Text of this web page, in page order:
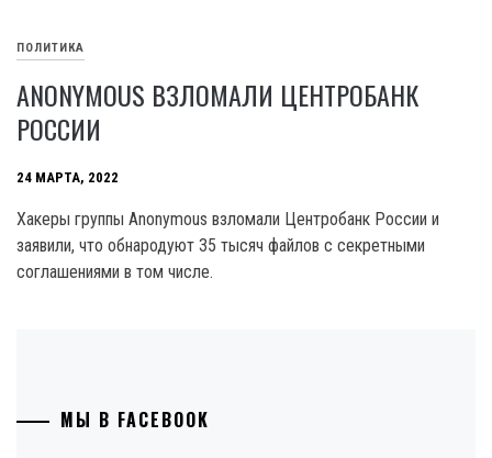
ПОЛИТИКА
ANONYMOUS ВЗЛОМАЛИ ЦЕНТРОБАНК
РОССИИ
24 МАРТА, 2022
Хакеры группы Anonymous взломали Центробанк России и
заявили, что обнародуют 35 тысяч файлов с секретными
соглашениями в том числе.
МЫ В FACEBOOK